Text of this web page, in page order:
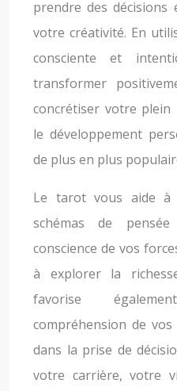
prendre des décisions
votre créativité. En
consciente et
transformer
concrétiser votre
le développement
de plus en plus
Le tarot vous aide à
schémas de
conscience de vos
à explorer la
favorise
compréhension de
dans la prise de
votre carrière, votre